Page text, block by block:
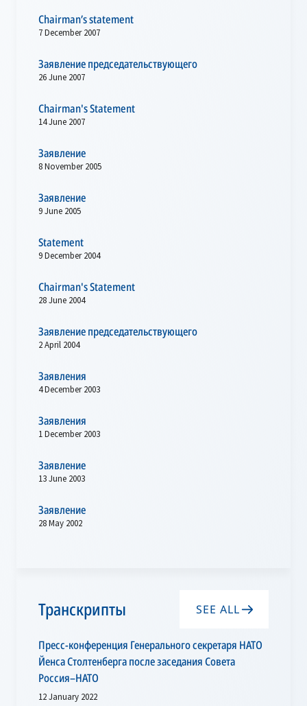
Chairman’s statement
7 December 2007
Заявление председательствующего
26 June 2007
Chairman's Statement
14 June 2007
Заявление
8 November 2005
Заявление
9 June 2005
Statement
9 December 2004
Chairman's Statement
28 June 2004
Заявление председательствующего
2 April 2004
Заявления
4 December 2003
Заявления
1 December 2003
Заявление
13 June 2003
Заявление
28 May 2002
Транскрипты SEE ALL
Пресс-конференция Генерального секретаря НАТО
Йенса Столтенберга после заседания Совета
Россия–НАТО
12 January 2022